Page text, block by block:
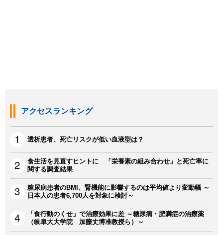
アクセスランキング
透析患者、死亡リスクが低い血液型は？
食生活を見直すヒントに 「栄養素の組み合わせ」と死亡率に
関する調査結果
糖尿病患者のBMI、腎機能に影響するのは平均値より変動幅 ～
日本人の患者6,700人を対象に検討～
「食行動のくせ」で治療効果に差 ～糖尿病・肥満症の治療薬
（岐阜大大学院 加藤丈博准教授ら）～